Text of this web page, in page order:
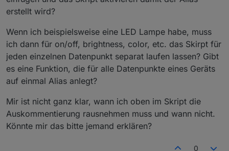
erstellt wird?
Wenn ich beispielsweise eine LED Lampe habe, muss
ich dann für on/off, brightness, color, etc. das Skirpt für
jeden einzelnen Datenpunkt separat laufen lassen? Gibt
es eine Funktion, die für alle Datenpunkte eines Geräts
auf einmal Alias anlegt?
Mir ist nicht ganz klar, wann ich oben im Skript die
Auskommentierung rausnehmen muss und wann nicht.
Könnte mir das bitte jemand erklären?
0